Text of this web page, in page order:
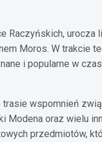
Raczyńskich, urocza
Moros. W
i popularne w
wspomnień
Modena oraz wielu
przedmiotów,